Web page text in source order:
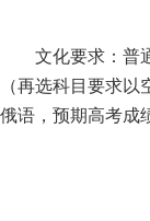
文化要求：普通
（再选科目要求
俄语，预期高考成